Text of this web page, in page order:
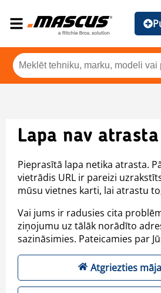
Lapa nav atrasta
Pieprasītā lapa netika atrasta.
vietrādis URL ir pareizi
mūsu vietnes karti, lai atrastu
Vai jums ir radusies cita
ziņojumu uz tālāk norādīto
sazināsimies. Pateicamies par
Atgriezties